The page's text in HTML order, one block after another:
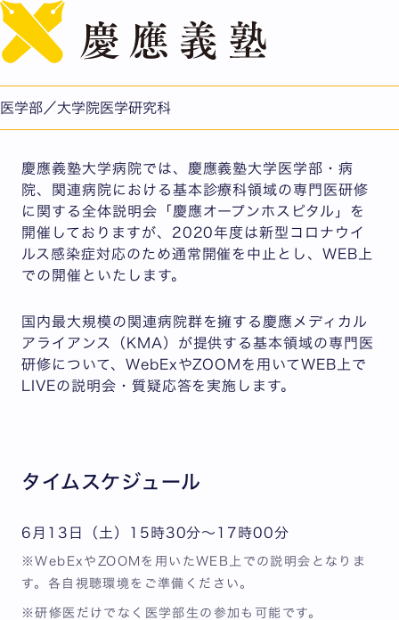
医学部／大学院医学研究科
KEIO MEDICAL ALLIANCE FELLOWSHIP WEB説明
医学部/医学研究科
慶應義塾大学病院では、慶應義塾大学医学部・病
院、関連病院における基本診療科領域の専門医研修
に関する全体説明会「慶應オープンホスピタル」を
開催しておりますが、2020年度は新型コロナウイ
ルス感染症対応のため通常開催を中止とし、WEB上
での開催といたします。
国内最大規模の関連病院群を擁する慶應メディカル
アライアンス（KMA）が提供する基本領域の専門医
研修について、WebExやZOOMを用いてWEB上で
LIVEの説明会・質疑応答を実施します。
タイムスケジュール
6月13日（土）15時30分～17時00分
※WebExやZOOMを用いたWEB上での説明会となりま
す。各自視聴環境をご準備ください。
※研修医だけでなく医学部生の参加も可能です。